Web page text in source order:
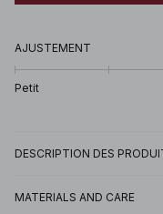
AJUSTEMENT
Petit
DESCRIPTION DES
MATERIALS AND CARE